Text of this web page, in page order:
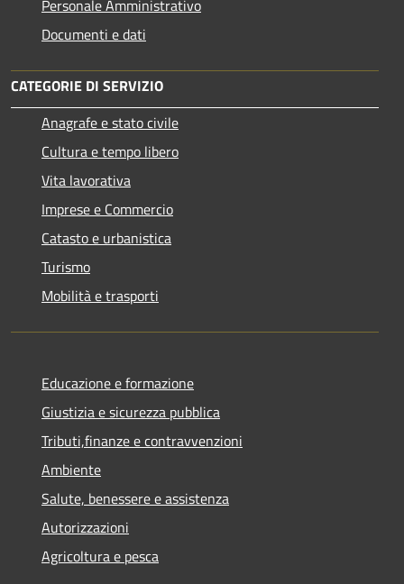
Personale Amministrativo
Documenti e dati
CATEGORIE DI SERVIZIO
Anagrafe e stato civile
Cultura e tempo libero
Vita lavorativa
Imprese e Commercio
Catasto e urbanistica
Turismo
Mobilità e trasporti
Educazione e formazione
Giustizia e sicurezza pubblica
Tributi,finanze e contravvenzioni
Ambiente
Salute, benessere e assistenza
Autorizzazioni
Agricoltura e pesca